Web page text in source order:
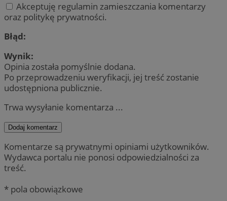
Akceptuję regulamin zamieszczania komentarzy
oraz politykę prywatności.
Błąd:
Wynik:
Opinia została pomyślnie dodana.
Po przeprowadzeniu weryfikacji, jej treść zostanie
udostępniona publicznie.
Trwa wysyłanie komentarza ...
Dodaj komentarz
Komentarze są prywatnymi opiniami użytkowników.
Wydawca portalu nie ponosi odpowiedzialności za
treść.
* pola obowiązkowe